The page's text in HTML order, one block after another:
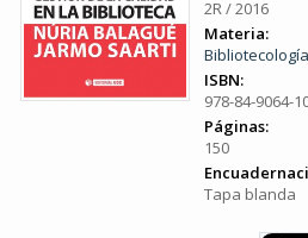
2R / 2016
Materia:
Bibliotecología
ISBN:
978-84-9064-
Páginas:
150
Tapa blanda